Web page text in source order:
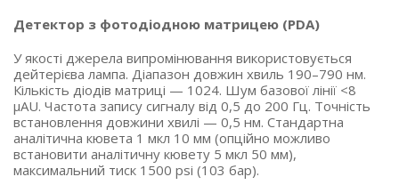
Детектор з фотодіодною матрицею (PDA)
У якості джерела випромінювання використовується
дейтерієва лампа. Діапазон довжин хвиль 190–790 нм.
Кількість діодів матриці — 1024. Шум базової лінії <8
μAU. Частота запису сигналу від 0,5 до 200 Гц. Точність
встановлення довжини хвилі — 0,5 нм. Стандартна
аналітична кювета 1 мкл 10 мм (опційно можливо
встановити аналітичну кювету 5 мкл 50 мм),
максимальний тиск 1500 psi (103 бар).